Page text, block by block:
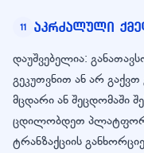
11 აკრძალული
დაუშვებელია:
გეკუთვნით ან არ
მცდარი ან შეცდომაში
ცდილობდეთ
ტრანზაქციის